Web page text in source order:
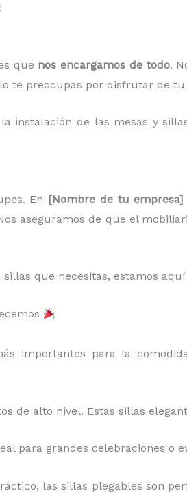
que nos encargamos de todo.
te preocupas por disfrutar de
instalación de las mesas y
En [Nombre de tu empresa]
aseguramos de que el
que necesitas, estamos
importantes para la
de alto nivel. Estas sillas
para grandes celebraciones o
las sillas plegables son